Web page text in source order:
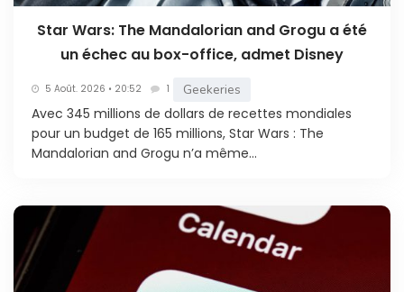
Star Wars: The Mandalorian and Grogu a été
un échec au box-office, admet Disney
5 Août. 2026 • 20:52 1 Geekeries
Avec 345 millions de dollars de recettes mondiales
pour un budget de 165 millions, Star Wars : The
Mandalorian and Grogu n’a même...